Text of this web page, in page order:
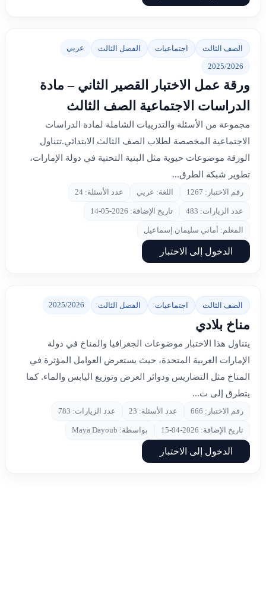
الصف الثالث اجتماعيات الفصل الثالث عربي
2025/2026
ورقة عمل الاختبار القصير الثاني – مادة
الدراسات الاجتماعية الصف الثالث
مجموعة من الأسئلة والتدريبات الشاملة لمادة الدراسات
الاجتماعية المخصصة لطلاب الصف الثالث الابتدائي.تتناول
الورقة موضوعات حيوية مثل البنية التحتية في دولة الإمارات،
تطوير شبكة الطرق...
رقم الاختبار: 1267 اللغة: عربي عدد الأسئلة: 24
عدد الزيارات: 483 تاريخ الإضافة: 2026-05-14
المعلم: أماني سليمان إسماعيل
الدخول إلى الاختبار
الصف الثالث اجتماعيات الفصل الثالث 2025/2026
مناخ بلادي
يتناول هذا الاختبار موضوعات الجغرافيا والمناخ في دولة
الإمارات العربية المتحدة، حيث يستعرض العوامل المؤثرة في
المناخ مثل التضاريس ودوائر العرض وتوزيع اليابس والماء. كما
يتطرق إلى ت...
رقم الاختبار: 666 عدد الأسئلة: 23 عدد الزيارات: 783
تاريخ الإضافة: 2026-04-15 بواسطة: Maya Dayoub
الدخول إلى الاختبار